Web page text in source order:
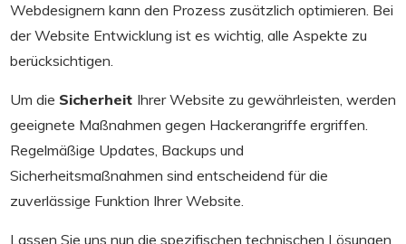
Webdesignern kann den Prozess zusätzlich optimieren. Bei
der Website Entwicklung ist es wichtig, alle Aspekte zu
berücksichtigen.
Um die Sicherheit Ihrer Website zu gewährleisten, werden
geeignete Maßnahmen gegen Hackerangriffe ergriffen.
Regelmäßige Updates, Backups und
Sicherheitsmaßnahmen sind entscheidend für die
zuverlässige Funktion Ihrer Website.
Lassen Sie uns nun die spezifischen technischen Lösungen